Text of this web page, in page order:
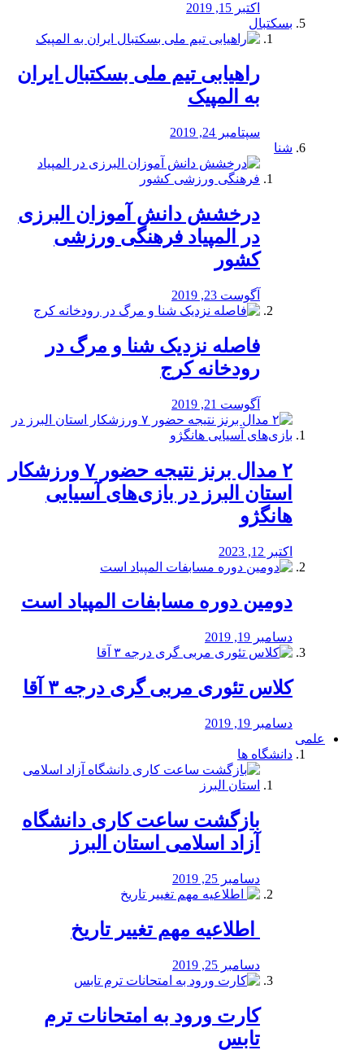
اکتبر 15, 2019
بسکتبال
راهیابی تیم ملی بسکتبال ایران
به المپیک
سپتامبر 24, 2019
شنا
درخشش دانش آموزان البرزی
در المپیاد فرهنگی ورزشی
کشور
آگوست 23, 2019
️فاصله نزدیک شنا و مرگ در
رودخانه کرج
آگوست 21, 2019
۲ مدال برنز نتیجه حضور ۷ ورزشکار
استان البرز در بازی‌های آسیایی
هانگژو
اکتبر 12, 2023
دومین دوره مسابفات المپیاد است
دسامبر 19, 2019
کلاس تئوری مربی گری درجه ۳ آقا
دسامبر 19, 2019
علمی
دانشگاه ها
بازگشت ساعت کاری دانشگاه
آزاد اسلامی استان البرز
دسامبر 25, 2019
️ اطلاعیه مهم تغییر تاریخ
دسامبر 25, 2019
کارت ورود به امتحانات ترم
تابس